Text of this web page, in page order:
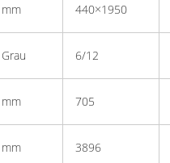
mm 440×1950
Grau 6/12
mm 705
mm 3896